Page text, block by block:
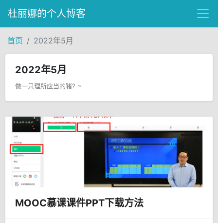
杜丽娜的个人博客
首页 2022年5月
2022年5月
做一只理所应当的猪? ~
MOOC慕课课件PPT下载方法